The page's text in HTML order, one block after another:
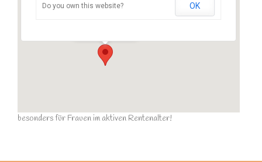
Sportraum
Do you own this website? OK
besonders für Frauen im aktiven Rentenalter!